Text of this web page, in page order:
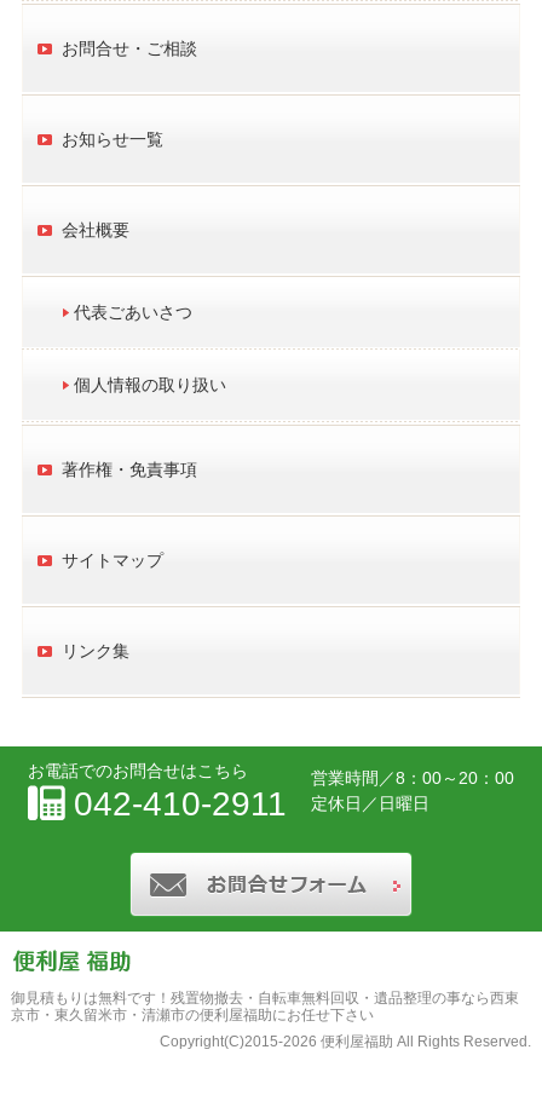
お問合せ・ご相談
お知らせ一覧
会社概要
代表ごあいさつ
個人情報の取り扱い
著作権・免責事項
サイトマップ
リンク集
お電話でのお問合せはこちら
042-410-2911
営業時間／8：00～20：00
定休日／日曜日
御見積もりは無料です！ 残置物撤去・自転車無料回収・遺品整理の事なら西東
京市・東久留米市・清瀬市の便利屋福助にお任せ下さい
Copyright(C)2015-2026 便利屋福助 All Rights Reserved.